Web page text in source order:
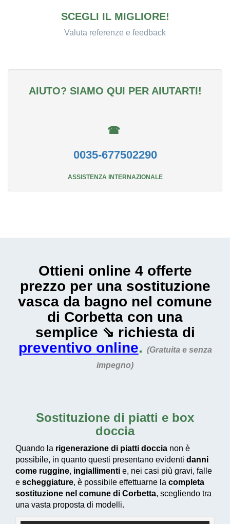
SCEGLI IL MIGLIORE!
Valuta referenze e feedback
AIUTO? SIAMO QUI PER AIUTARTI!
☎
0035-677502290
ASSISTENZA INTERNAZIONALE
Ottieni online 4 offerte
prezzo per una sostituzione
vasca da bagno nel comune
di Corbetta con una
semplice ⇘ richiesta di
preventivo online. (Gratuita e senza
impegno)
Sostituzione di piatti e box
doccia
Quando la rigenerazione di piatti doccia non è
possibile, in quanto questi presentano evidenti danni
come ruggine, ingiallimenti e, nei casi più gravi, falle
e scheggiature, è possibile effettuarne la completa
sostituzione nel comune di Corbetta, scegliendo tra
una vasta proposta di modelli.